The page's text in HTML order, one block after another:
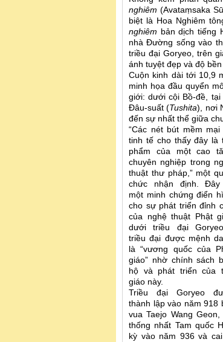
nghiêm (Avataṃsaka
biệt là Hoa Nghiêm
nghiêm bản dịch tiếng
nhà Đường sống vào
triều đại Goryeo, trên
ánh tuyệt đẹp và độ
Cuộn kinh dài tới 10,9
minh họa đầu quyển
giới: dưới cội Bồ-đề,
Đâu-suất (Tushita), nơi
đến sự nhất thể giữa
“Các nét bút mềm mại
tinh tế cho thấy đây là
phẩm của một cao
chuyên nghiệp trong
thuật thư pháp,” một
chức nhận định.
một minh chứng điển
cho sự phát triển đỉnh
của nghệ thuật Phật
dưới triều đại
triều đại được mệnh
là “vương quốc của
giáo” nhờ chính sách
hộ và phát triển của
giáo này.
Triều đại Goryeo
thành lập vào năm 918
vua Taejo Wang Geon,
thống nhất Tam quốc
kỳ vào năm 936 và